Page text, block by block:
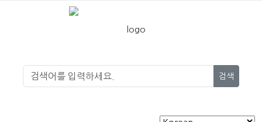
검색